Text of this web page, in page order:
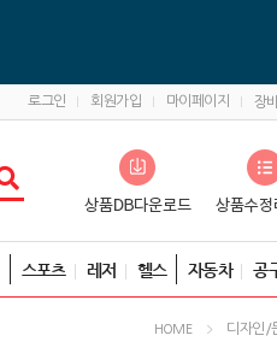
로그인 회원가입 마이페이지 장
스포츠 레저 헬스 자동차 공
HOME 디자인/